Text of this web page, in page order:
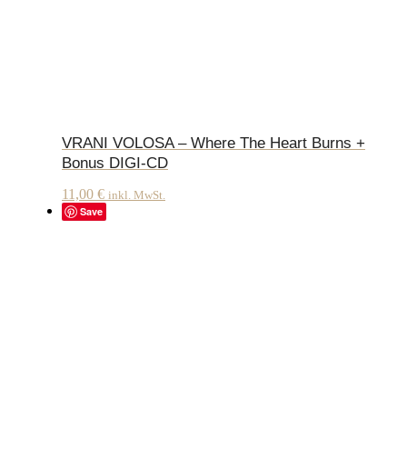
VRANI VOLOSA – Where The Heart Burns +
Bonus DIGI-CD
11,00 € inkl. MwSt.
Save